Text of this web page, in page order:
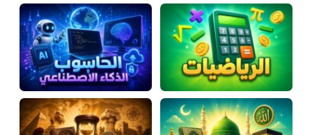
المواد
أنواع الموارد
الألعاب التفاعلية